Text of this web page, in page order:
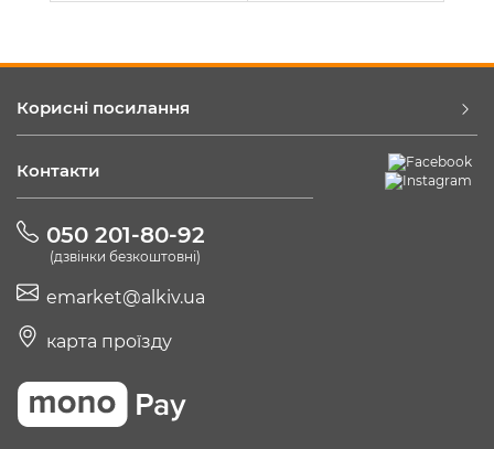
Корисні посилання
Контакти
050 201-80-92
(дзвінки безкоштовні)
emarket@alkiv.ua
карта проїзду